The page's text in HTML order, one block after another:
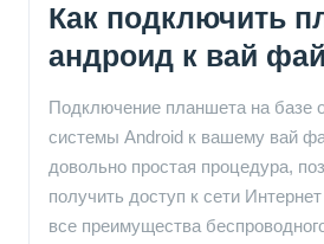
Как подключить
андроид к вай
Подключение планшета на базе
системы Android к вашему вай
довольно простая процедура,
получить доступ к сети
все преимущества